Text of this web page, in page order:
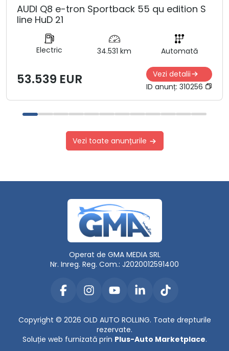
AUDI Q8 e-tron Sportback 55 qu edition S
line HuD 21
Electric 34.531 km Automată
53.539 EUR
Vezi detalii
ID anunț: 310256
Vezi toate anunțurile
Operat de GMA MEDIA SRL
Nr. Inreg. Reg. Com.: J2020012591400
Copyright © 2026 OLD AUTO ROLLING. Toate drepturile
rezervate.
Soluție web furnizată prin Plus-Auto Marketplace.